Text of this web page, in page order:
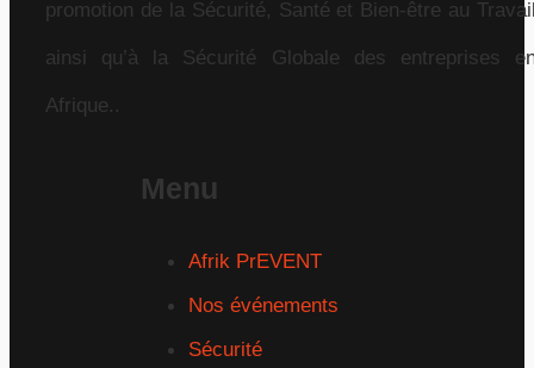
promotion de la Sécurité, Santé et Bien-être au
ainsi qu’à la Sécurité Globale des entreprises
Afrique..
Menu
Afrik PrEVENT
Nos événements
Sécurité